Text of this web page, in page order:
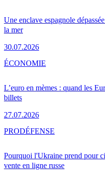
Une enclave espagnole
la mer
30.07.2026
L’euro en mèmes : quand les
billets
27.07.2026
ÉCONOMIE
Pourquoi l'Ukraine prend pour
vente en ligne russe
PRODÉFENSE